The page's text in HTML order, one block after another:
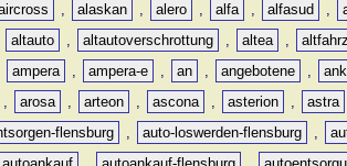
, alaskan , alero , alfa , alfasud ,
altauto , altautoverschrottung , altea ,
ampera , ampera-e , an , angebotene ,
,
arosa , arteon , ascona , asterion , astra
flensburg
, auto-loswerden-flensburg ,